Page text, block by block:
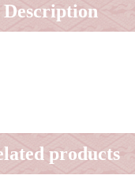
Description
products